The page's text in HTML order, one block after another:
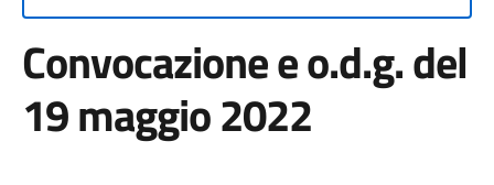
Convocazione e o.d.g. del
19 maggio 2022